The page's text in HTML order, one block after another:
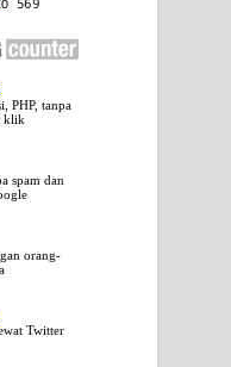
PHP, tanpa
klik
spam dan
orang-
Twitter